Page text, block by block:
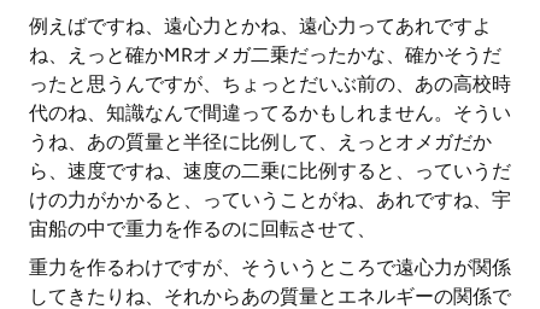
例えばですね、遠心力とかね、遠心力ってあれですよ
ね、えっと確かMRオメガ二乗だったかな、確かそうだ
ったと思うんですが、ちょっとだいぶ前の、あの高校時
代のね、知識なんで間違ってるかもしれません。そうい
うね、あの質量と半径に比例して、えっとオメガだか
ら、速度ですね、速度の二乗に比例すると、っていうだ
けの力がかかると、っていうことがね、あれですね、宇
宙船の中で重力を作るのに回転させて、
重力を作るわけですが、そういうところで遠心力が関係
してきたりね、それからあの質量とエネルギーの関係で